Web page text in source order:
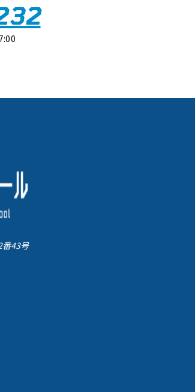
番43号